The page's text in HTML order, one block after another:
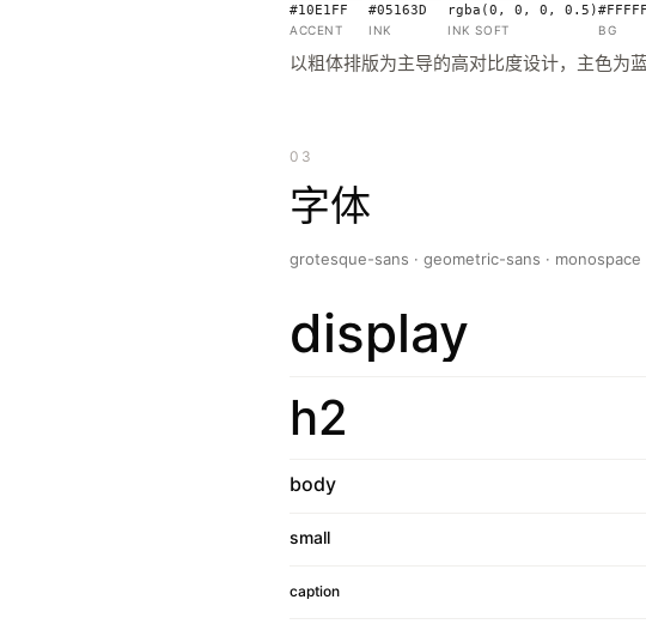
#10E1FF
ACCENT
#05163D
INK
rgba(0, 0, 0, 0.5)
INK SOFT BG
以粗体排版为主导的高对比度设计，主色为
03
字体
grotesque-sans · geometric-sans · monospace
display
h2
body
small
caption